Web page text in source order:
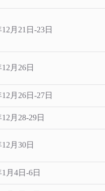
12月21日-23日
月26日
12月26日-27日
月28-29日
月30日
1月4日-6日